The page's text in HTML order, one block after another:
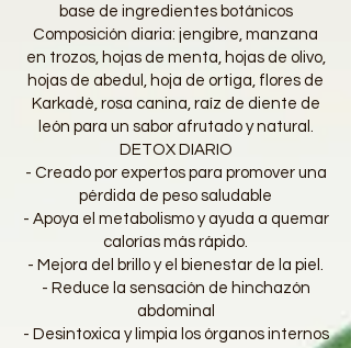
base de ingredientes botánicos
Composición diaria: jengibre, manzana
en trozos, hojas de menta, hojas de olivo,
hojas de abedul, hoja de ortiga, flores de
Karkadè, rosa canina, raíz de diente de
león para un sabor afrutado y natural.
DETOX DIARIO
- Creado por expertos para promover una
pérdida de peso saludable
- Apoya el metabolismo y ayuda a quemar
calorías más rápido.
- Mejora del brillo y el bienestar de la piel.
- Reduce la sensación de hinchazón
abdominal
- Desintoxica y limpia los órganos internos